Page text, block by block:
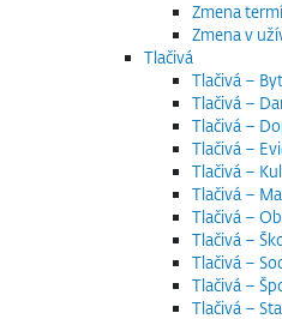
Zmena
Zmena v
Tlačivá
Tlačivá –
Tlačivá –
Tlačivá –
Tlačivá –
Tlačivá –
Tlačivá –
Tlačivá –
Tlačivá –
Tlačivá –
Tlačivá –
Tlačivá –